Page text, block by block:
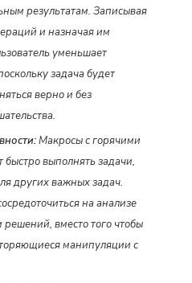
результатам. Записывая
и назначая им
уменьшает
задача будет
верно и без
Макросы с горячими
выполнять задачи,
других важных задач.
на анализе
вместо того чтобы
манипуляции с